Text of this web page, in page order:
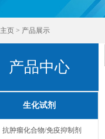
主页 > 产品展示
产品中心
生化试剂
抗肿瘤化合物/免疫抑制剂